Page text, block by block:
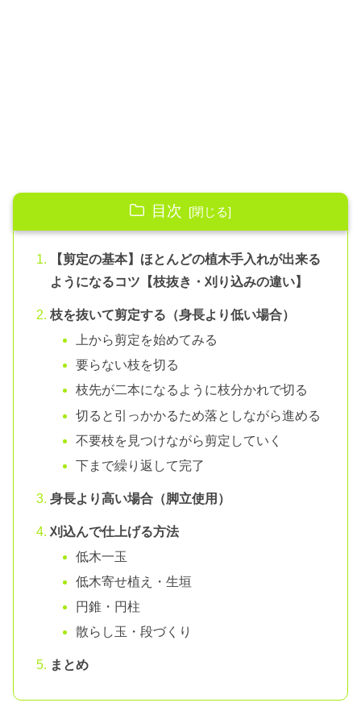
目次
【剪定の基本】ほとんどの植木手入れが出来る
ようになるコツ【枝抜き・刈り込みの違い】
枝を抜いて剪定する（身長より低い場合）
上から剪定を始めてみる
要らない枝を切る
枝先が二本になるように枝分かれで切る
切ると引っかかるため落としながら進める
不要枝を見つけながら剪定していく
下まで繰り返して完了
身長より高い場合（脚立使用）
刈込んで仕上げる方法
低木一玉
低木寄せ植え・生垣
円錐・円柱
散らし玉・段づくり
まとめ